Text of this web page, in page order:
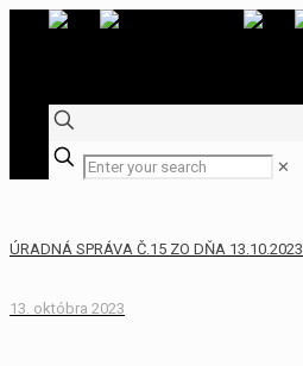
✕
ÚRADNÁ SPRÁVA Č.15 ZO DŇA 13.10.2023
13. októbra 2023